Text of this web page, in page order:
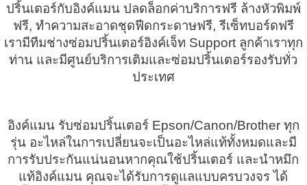
ปริ้นเตอร์กับอิงค์แมน ปลดล็อกค่าบริการฟรี ล้างหัวพิมพ์
ฟรี, ทำความสะอาดชุดฟีดกระดาษฟรี, รีเซ็ทบอร์ดฟรี
เรามีทีมช่างซ่อมปริ้นเตอร์อิงค์เจ็ท Support ลูกค้าเราทุก
ท่าน และมีศูนย์บริการเติมและซ่อมปริ้นเตอร์รองรับทั่ว
ประเทศ
อิงค์แมน รับซ่อมปริ้นเตอร์ Epson/Canon/Brother ทุก
รุ่น อะไหล่ในการเปลี่ยนจะเป็นอะไหล่แท้ทั้งหมดและมี
การรับประกันแน่นอนหากคุณใช้ปริ้นเตอร์ และนำหมึก
แท้อิงค์แมน คุณจะได้รับการดูแลแบบครบวงจร ได้